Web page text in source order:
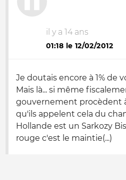
il y a 14 ans
01:18 le 12/02/2012
Je doutais encore à 1% de
Mais là... si même
gouvernement procèdent
qu'ils appelent cela du
Hollande est un Sarkozy
rouge c'est le maintie(...)